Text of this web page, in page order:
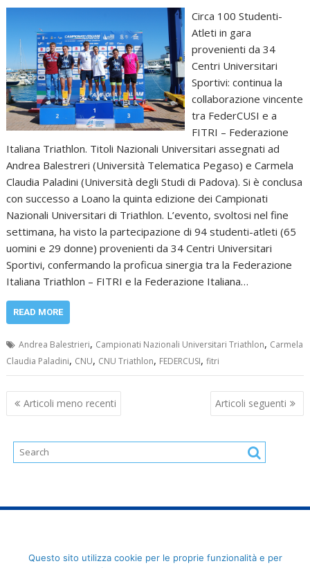
Circa 100 Studenti-
Atleti in gara
provenienti da 34
Centri Universitari
Sportivi: continua la
collaborazione vincente
tra FederCUSI e a
FITRI – Federazione
Italiana Triathlon. Titoli Nazionali Universitari assegnati ad
Andrea Balestreri (Università Telematica Pegaso) e Carmela
Claudia Paladini (Università degli Studi di Padova). Si è conclusa
con successo a Loano la quinta edizione dei Campionati
Nazionali Universitari di Triathlon. L’evento, svoltosi nel fine
settimana, ha visto la partecipazione di 94 studenti-atleti (65
uomini e 29 donne) provenienti da 34 Centri Universitari
Sportivi, confermando la proficua sinergia tra la Federazione
Italiana Triathlon – FITRI e la Federazione Italiana…
READ MORE
Andrea Balestrieri, Campionati Nazionali Universitari Triathlon, Carmela
Claudia Paladini, CNU, CNU Triathlon, FEDERCUSI,fitri
Navigazione
articoli
Articoli meno recenti Articoli seguenti
FederCUSI: Federazione Italiana dello Sport Universitario - Via
Questo sito utilizza cookie per le proprie funzionalità e per